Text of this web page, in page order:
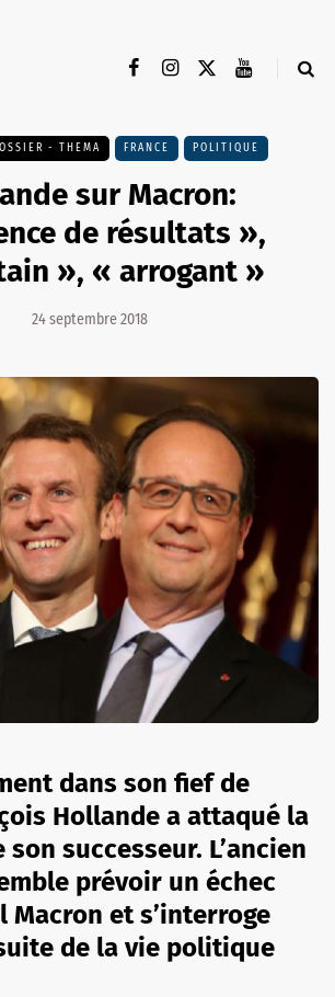
- THEMA FRANCE POLITIQUE
sur Macron:
de résultats »,
», « arrogant »
24 septembre 2018
dans son fief de
Hollande a attaqué la
successeur. L’ancien
prévoir un échec
Macron et s’interroge
de la vie politique